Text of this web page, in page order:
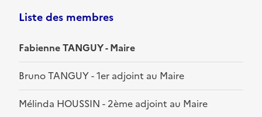
Liste des membres
Fabienne TANGUY - Maire
Bruno TANGUY - 1er adjoint au Maire
Mélinda HOUSSIN - 2ème adjoint au Maire